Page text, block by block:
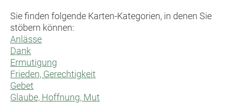
Sie finden folgende Karten-Kategorien, in denen Sie
stöbern können:
Anlässe
Dank
Ermutigung
Frieden, Gerechtigkeit
Gebet
Glaube, Hoffnung, Mut